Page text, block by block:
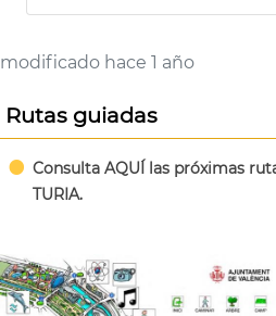
modificado hace 1 año
Rutas guiadas
Consulta AQUÍ las próximas
TURIA.